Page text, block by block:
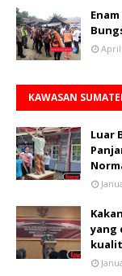
April
KAWASAN
Luar
yang